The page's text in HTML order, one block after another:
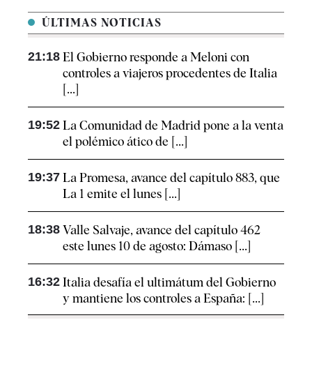
ÚLTIMAS NOTICIAS
21:18 El Gobierno responde a Meloni con
controles a viajeros procedentes de Italia
[...]
19:52 La Comunidad de Madrid pone a la venta
el polémico ático de [...]
19:37 La Promesa, avance del capítulo 883, que
La 1 emite el lunes [...]
18:38 Valle Salvaje, avance del capítulo 462
este lunes 10 de agosto: Dámaso [...]
16:32 Italia desafía el ultimátum del Gobierno
y mantiene los controles a España: [...]